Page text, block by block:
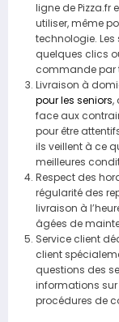
ligne de Pizza.fr
utiliser, même
technologie.
quelques clics
commande par
Livraison à
pour les seniors,
face aux
pour être
ils veillent à ce
meilleures
Respect des
régularité des
livraison à
âgées de
Service client
client
questions des
informations sur
procédures de